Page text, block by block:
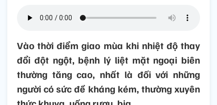
Vào thời điểm giao mùa khi nhiệt độ thay
đổi đột ngột, bệnh lý liệt mặt ngoại biên
thường tăng cao, nhất là đối với những
người có sức đề kháng kém, thường xuyên